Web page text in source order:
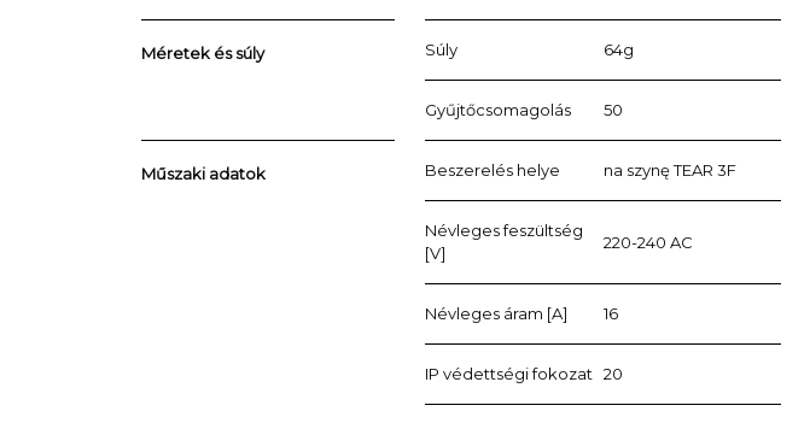
Méretek és súly Súly 64g
Gyűjtőcsomagolás 50
Műszaki adatok Beszerelés helye na szynę TEAR 3F
Névleges feszültség
[V]
220-240 AC
Névleges áram [A] 16
IP védettségi fokozat 20